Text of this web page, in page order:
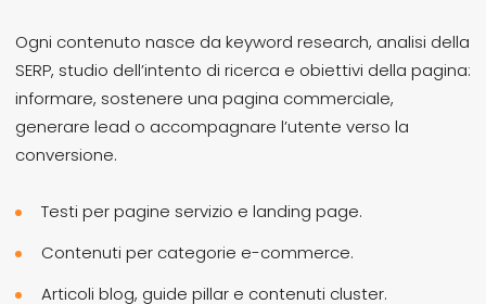
Ogni contenuto nasce da keyword research, analisi della
SERP, studio dell’intento di ricerca e obiettivi della pagina:
informare, sostenere una pagina commerciale,
generare lead o accompagnare l’utente verso la
conversione.
Testi per pagine servizio e landing page.
Contenuti per categorie e-commerce.
Articoli blog, guide pillar e contenuti cluster.